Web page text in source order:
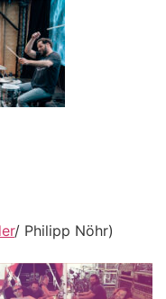
/ Philipp Nöhr)